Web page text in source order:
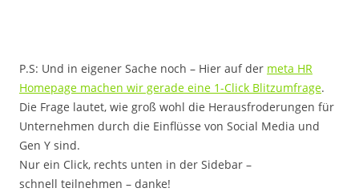
P.S: Und in eigener Sache noch – Hier auf der meta HR
Homepage machen wir gerade eine 1-Click Blitzumfrage.
Die Frage lautet, wie groß wohl die Herausfroderungen für
Unternehmen durch die Einflüsse von Social Media und
Gen Y sind.
Nur ein Click, rechts unten in der Sidebar –
schnell teilnehmen – danke!